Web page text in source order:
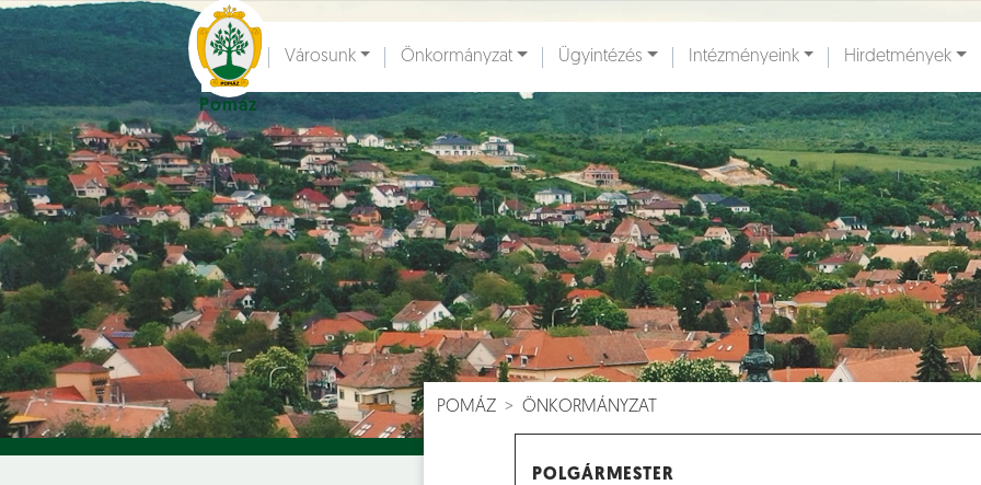
Pomáz
Ugrás a fő tartalomhoz
Városunk Önkormányzat Ügyintézés Intézményeink Hirdetmények
POMÁZ ÖNKORMÁNYZAT
POLGÁRMESTER
Hírek [] Események [ ] Dokumentumok []